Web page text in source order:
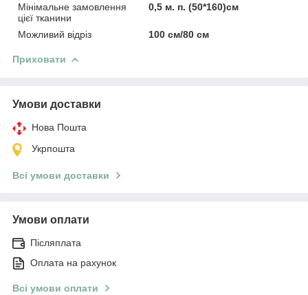
Мінімальне замовлення
цієї тканини
0,5 м. п. (50*160)см
Можливий відріз 100 см/80 см
Приховати
Умови доставки
Нова Пошта
Укрпошта
Всі умови доставки
Умови оплати
Післяплата
Оплата на рахунок
Всі умови оплати